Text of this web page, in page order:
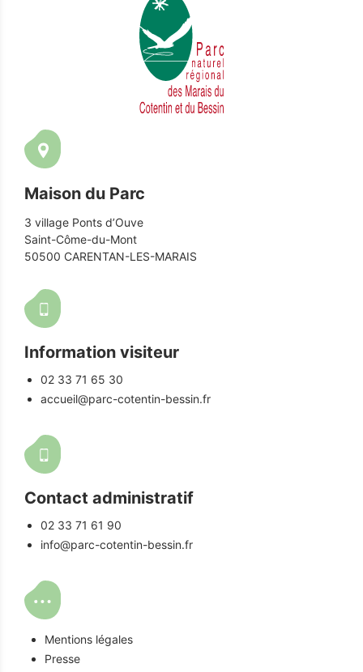
Maison du Parc
3 village Ponts d’Ouve
Saint-Côme-du-Mont
50500 CARENTAN-LES-MARAIS
Information visiteur
02 33 71 65 30
accueil@parc-cotentin-bessin.fr
Contact administratif
02 33 71 61 90
info@parc-cotentin-bessin.fr
Mentions légales
Presse